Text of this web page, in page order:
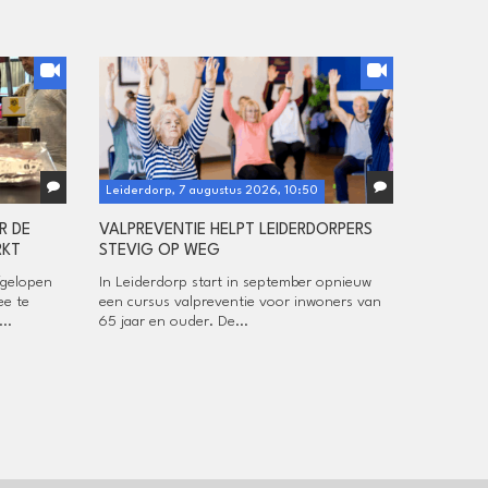
DE
te
Leiderdorp, 7 augustus 2026, 10:50
VALPREVENTIE HELPT LEIDERDORPERS
STEVIG OP WEG
In Leiderdorp start in september opnieuw
een cursus valpreventie voor inwoners van
65 jaar en ouder. De...